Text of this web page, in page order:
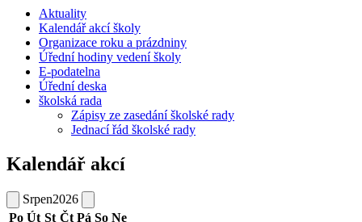
Aktuality
Kalendář akcí školy
Organizace roku a prázdniny
Úřední hodiny vedení školy
E-podatelna
Úřední deska
školská rada
Zápisy ze zasedání školské rady
Jednací řád školské rady
Kalendář akcí
Srpen2026
Po Út St Čt Pá So Ne